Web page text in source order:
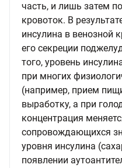
часть, и лишь затем
кровоток. В
инсулина в венозной
его секреции
того, уровень
при многих
(например, прием
выработку, а при
концентрация
сопровождающихся
уровня инсулина
появлении